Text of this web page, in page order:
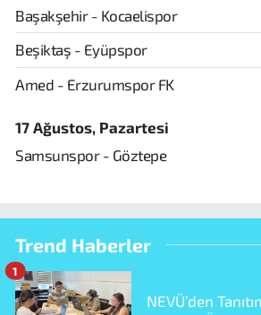
Başakşehir - Kocaelispor
Beşiktaş - Eyüpspor
Amed - Erzurumspor FK
17 Ağustos, Pazartesi
Samsunspor - Göztepe
Trend Haberler
NEVÜ’den
1